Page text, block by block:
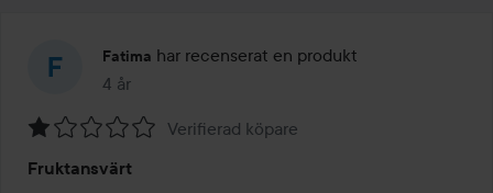
Fatima har recenserat en produkt
4 år
Inlägget skapades 4 år
1
Verifierad köpare
Fruktansvärt